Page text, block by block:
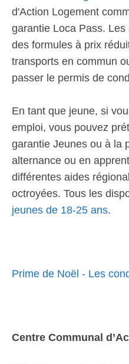
d'Action Logement
garantie Loca Pass.
des formules à prix
transports en commun
passer le permis de
En tant que jeune, si
emploi, vous pouvez
garantie Jeunes ou à la
alternance ou en
différentes aides
octroyées. Tous les
jeunes de 18-25 ans.
Prime de Noël - Les
Centre Communal